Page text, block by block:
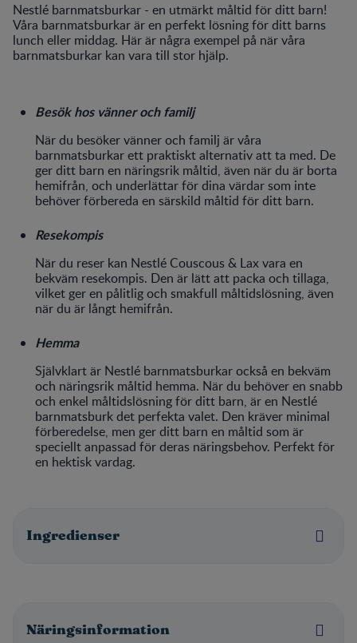
Nestlé barnmatsburkar - en utmärkt måltid för ditt barn!
Våra barnmatsburkar är en perfekt lösning för ditt barns
lunch eller middag. Här är några exempel på när våra
barnmatsburkar kan vara till stor hjälp.
Besök hos vänner och familj
När du besöker vänner och familj är våra
barnmatsburkar ett praktiskt alternativ att ta med. De
ger ditt barn en näringsrik måltid, även när du är borta
hemifrån, och underlättar för dina värdar som inte
behöver förbereda en särskild måltid för ditt barn.
Resekompis
När du reser kan Nestlé Couscous & Lax vara en
bekväm resekompis. Den är lätt att packa och tillaga,
vilket ger en pålitlig och smakfull måltidslösning, även
när du är långt hemifrån.
Hemma
Självklart är Nestlé barnmatsburkar också en bekväm
och näringsrik måltid hemma. När du behöver en snabb
och enkel måltidslösning för ditt barn, är en Nestlé
barnmatsburk det perfekta valet. Den kräver minimal
förberedelse, men ger ditt barn en måltid som är
speciellt anpassad för deras näringsbehov. Perfekt för
en hektisk vardag.
Ingredienser
Näringsinformation